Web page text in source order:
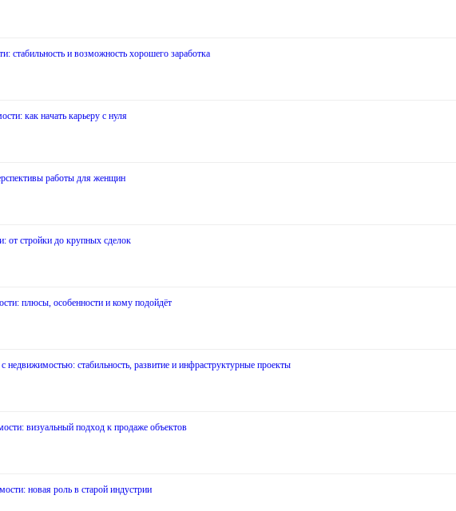
стабильность и возможность хорошего заработка
как начать карьеру с нуля
работы для женщин
от стройки до крупных сделок
плюсы, особенности и кому подойдёт
недвижимостью: стабильность, развитие и инфраструктурные проекты
визуальный подход к продаже объектов
новая роль в старой индустрии